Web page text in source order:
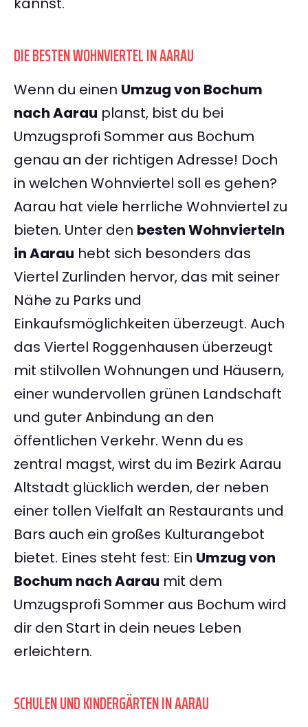
DIE BESTEN WOHNVIERTEL IN AARAU
Wenn du einen Umzug von Bochum
nach Aarau planst, bist du bei
Umzugsprofi Sommer aus Bochum
genau an der richtigen Adresse! Doch
in welchen Wohnviertel soll es gehen?
Aarau hat viele herrliche Wohnviertel zu
bieten. Unter den besten Wohnvierteln
in Aarau hebt sich besonders das
Viertel Zurlinden hervor, das mit seiner
Nähe zu Parks und
Einkaufsmöglichkeiten überzeugt. Auch
das Viertel Roggenhausen überzeugt
mit stilvollen Wohnungen und Häusern,
einer wundervollen grünen Landschaft
und guter Anbindung an den
öffentlichen Verkehr. Wenn du es
zentral magst, wirst du im Bezirk Aarau
Altstadt glücklich werden, der neben
einer tollen Vielfalt an Restaurants und
Bars auch ein großes Kulturangebot
bietet. Eines steht fest: Ein Umzug von
Bochum nach Aarau mit dem
Umzugsprofi Sommer aus Bochum wird
dir den Start in dein neues Leben
erleichtern.
SCHULEN UND KINDERGÄRTEN IN AARAU